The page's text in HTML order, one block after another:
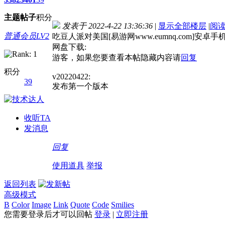
主题帖子积分
普通会员LV2
积分
39
收听TA
发消息
发表于 2022-4-22 13:36:36 | 显示全部楼层 |阅
吃豆人派对美国[易游网www.eumnq.com]安卓手
网盘下载:
游客，如果您要查看本帖隐藏内容请回复
v20220422:
发布第一个版本
回复
使用道具 举报
返回列表
高级模式
B Color Image Link Quote Code Smilies
您需要登录后才可以回帖 登录 | 立即注册